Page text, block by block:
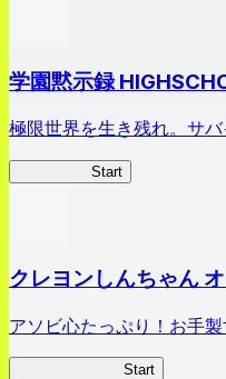
学園黙示録
極限世界を生き残れ。サ
Start
クレヨンしんちゃん
アソビ心たっぷり！お手
Start